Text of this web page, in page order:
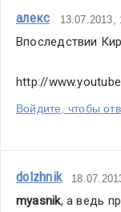
алекс 13.07.2013,
Впоследствии
http://
Войдите, чтобы
dolzhnik
myasnik, а ведь